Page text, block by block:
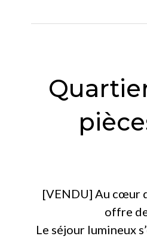
[VENDU] Au cœur
offre
Le séjour lumineux